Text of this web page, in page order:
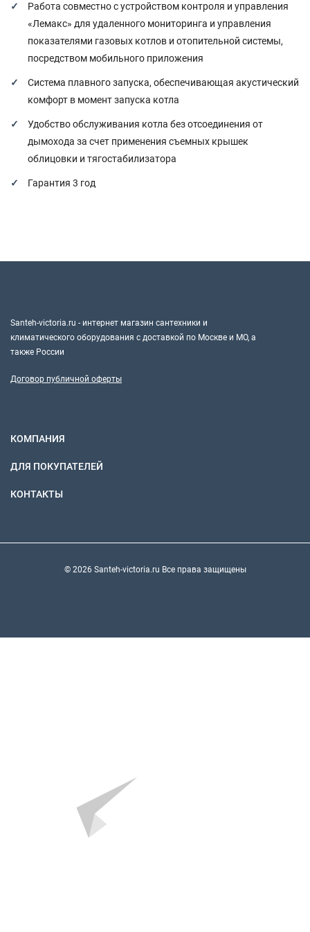
Работа совместно с устройством контроля и управления
«Лемакс» для удаленного мониторинга и управления
показателями газовых котлов и отопительной системы,
посредством мобильного приложения
Система плавного запуска, обеспечивающая акустический
комфорт в момент запуска котла
Удобство обслуживания котла без отсоединения от
дымохода за счет применения съемных крышек
облицовки и тягостабилизатора
Гарантия 3 год
Santeh-victoria.ru - интернет магазин сантехники и
климатического оборудования с доставкой по Москве и МО, а
также России
Договор публичной оферты
КОМПАНИЯ
ДЛЯ ПОКУПАТЕЛЕЙ
КОНТАКТЫ
© 2026 Santeh-victoria.ru Все права защищены